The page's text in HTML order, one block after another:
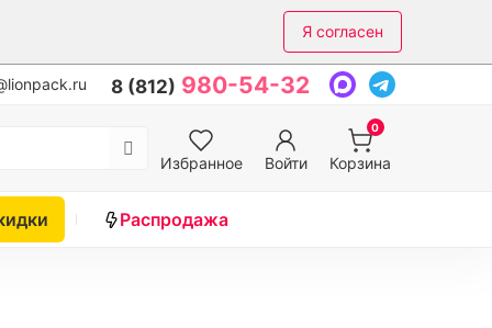
Я согласен
8 (812) 980-54-32
Избранное Войти
0
Корзина
Распродажа